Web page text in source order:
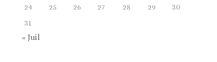
24
25 26 27 28 29
30
31
« Juil